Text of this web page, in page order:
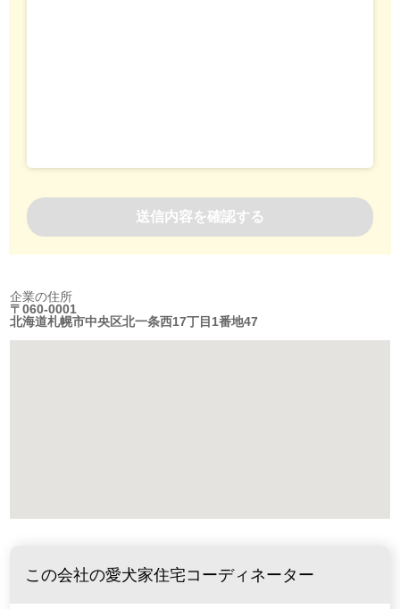
企業の住所
〒060-0001
北海道札幌市中央区北一条西17丁目1番地47
この会社の愛犬家住宅コーディネーター